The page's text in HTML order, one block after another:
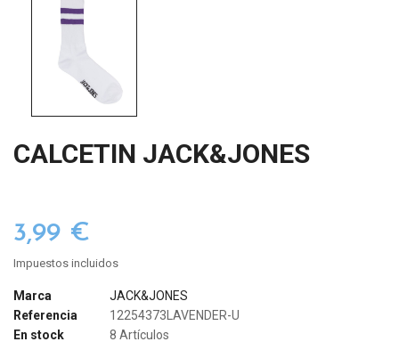
CALCETIN JACK&JONES
3,99 €
Impuestos incluidos
Marca
JACK&JONES
Referencia
12254373LAVENDER-U
En stock
8 Artículos